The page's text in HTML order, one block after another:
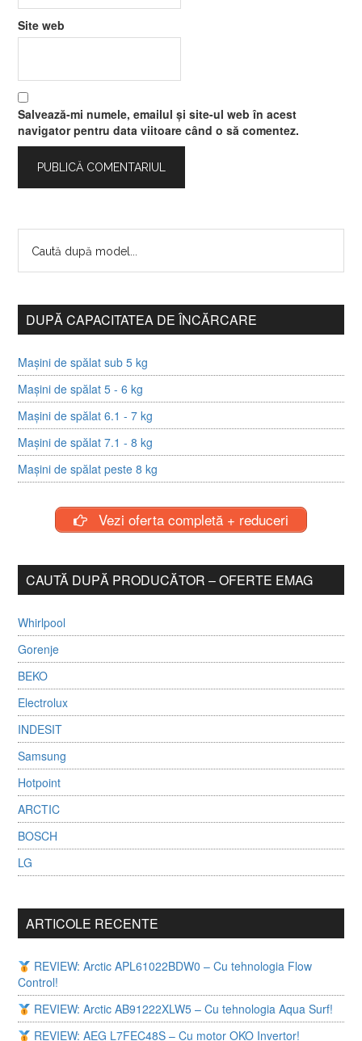
Site web
Salvează-mi numele, emailul și site-ul web în acest
navigator pentru data viitoare când o să comentez.
DUPĂ CAPACITATEA DE ÎNCĂRCARE
Mașini de spălat sub 5 kg
Mașini de spălat 5 - 6 kg
Mașini de spălat 6.1 - 7 kg
Mașini de spălat 7.1 - 8 kg
Mașini de spălat peste 8 kg
Vezi oferta completă + reduceri
CAUTĂ DUPĂ PRODUCĂTOR – OFERTE EMAG
Whirlpool
Gorenje
BEKO
Electrolux
INDESIT
Samsung
Hotpoint
ARCTIC
BOSCH
LG
ARTICOLE RECENTE
REVIEW: Arctic APL61022BDW0 – Cu tehnologia Flow
Control!
REVIEW: Arctic AB91222XLW5 – Cu tehnologia Aqua Surf!
REVIEW: AEG L7FEC48S – Cu motor OKO Invertor!